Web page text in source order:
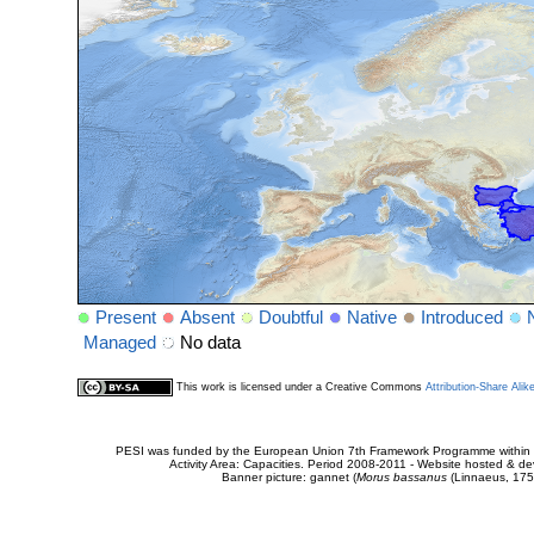
Present Absent Doubtful Native Introduced
Managed
No data
This work is licensed under a Creative Commons Attribution-Share
PESI was funded by the European Union 7th Framework Programme
Activity Area: Capacities. Period 2008-2011 - Website hosted &
Banner picture: gannet (Morus bassanus(Linnaeus,